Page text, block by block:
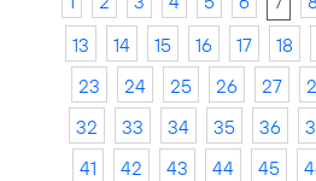
13
14 15 16 17 18
23
24 25 26 27
32
33 34 35 36
41
42 43 44 45